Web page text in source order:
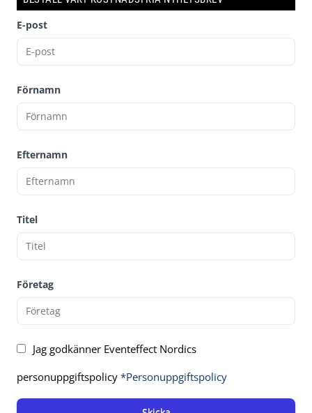
E-post
Förnamn
Efternamn
Titel
Företag
Jag godkänner Eventeffect Nordics
personuppgiftspolicy *Personuppgiftspolicy